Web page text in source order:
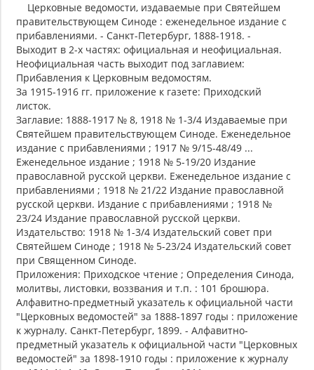
Церковные ведомости, издаваемые при Святейшем
правительствующем Синоде : еженедельное издание с
прибавлениями. - Санкт-Петербург, 1888-1918. -
Выходит в 2-х частях: официальная и неофициальная.
Неофициальная часть выходит под заглавием:
Прибавления к Церковным ведомостям.
За 1915-1916 гг. приложение к газете: Приходский
листок.
Заглавие: 1888-1917 № 8, 1918 № 1-3/4 Издаваемые при
Святейшем правительствующем Синоде. Еженедельное
издание с прибавлениями ; 1917 № 9/15-48/49 ...
Еженедельное издание ; 1918 № 5-19/20 Издание
православной русской церкви. Еженедельное издание с
прибавлениями ; 1918 № 21/22 Издание православной
русской церкви. Издание с прибавлениями ; 1918 №
23/24 Издание православной русской церкви.
Издательство: 1918 № 1-3/4 Издательский совет при
Святейшем Синоде ; 1918 № 5-23/24 Издательский совет
при Священном Синоде.
Приложения: Приходское чтение ; Определения Синода,
молитвы, листовки, воззвания и т.п. : 101 брошюра.
Алфавитно-предметный указатель к официальной части
"Церковных ведомостей" за 1888-1897 годы : приложение
к журналу. Санкт-Петербург, 1899. - Алфавитно-
предметный указатель к официальной части "Церковных
ведомостей" за 1898-1910 годы : приложение к журналу